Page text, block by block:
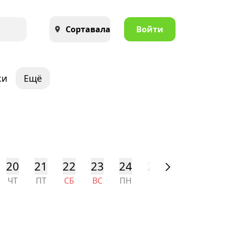
Сортавала Войти
Ещё
20
ЧТ
21
ПТ
22
СБ
23
ВС
24
ПН
25